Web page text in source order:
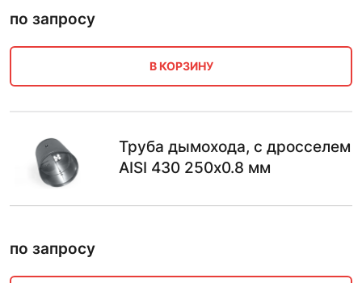
по запросу
В КОРЗИНУ
Труба дымохода, с дросселем
AISI 430 250х0.8 мм
по запросу